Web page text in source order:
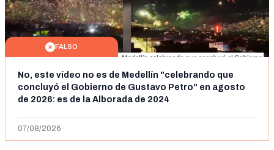
FALSO
No, este vídeo no es de Medellín "celebrando que
concluyó el Gobierno de Gustavo Petro" en agosto
de 2026: es de la Alborada de 2024
07/08/2026